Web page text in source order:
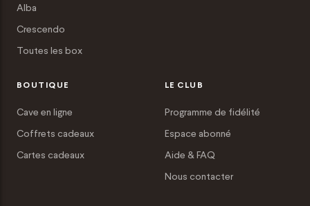
Alba
Crescendo
Toutes les box
BOUTIQUE
Cave en ligne
Coffrets cadeaux
Cartes cadeaux
LE CLUB
Programme de fidélité
Espace abonné
Aide & FAQ
Nous contacter